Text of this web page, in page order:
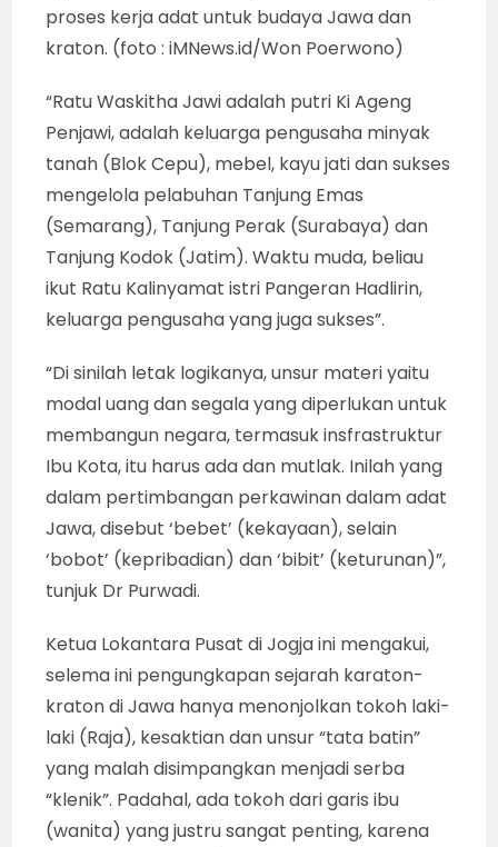
proses kerja adat untuk budaya Jawa dan
kraton. (foto : iMNews.id/Won Poerwono)
“Ratu Waskitha Jawi adalah putri Ki Ageng
Penjawi, adalah keluarga pengusaha minyak
tanah (Blok Cepu), mebel, kayu jati dan sukses
mengelola pelabuhan Tanjung Emas
(Semarang), Tanjung Perak (Surabaya) dan
Tanjung Kodok (Jatim). Waktu muda, beliau
ikut Ratu Kalinyamat istri Pangeran Hadlirin,
keluarga pengusaha yang juga sukses”.
“Di sinilah letak logikanya, unsur materi yaitu
modal uang dan segala yang diperlukan untuk
membangun negara, termasuk insfrastruktur
Ibu Kota, itu harus ada dan mutlak. Inilah yang
dalam pertimbangan perkawinan dalam adat
Jawa, disebut ‘bebet’ (kekayaan), selain
‘bobot’ (kepribadian) dan ‘bibit’ (keturunan)”,
tunjuk Dr Purwadi.
Ketua Lokantara Pusat di Jogja ini mengakui,
selema ini pengungkapan sejarah karaton-
kraton di Jawa hanya menonjolkan tokoh laki-
laki (Raja), kesaktian dan unsur “tata batin”
yang malah disimpangkan menjadi serba
“klenik”. Padahal, ada tokoh dari garis ibu
(wanita) yang justru sangat penting, karena